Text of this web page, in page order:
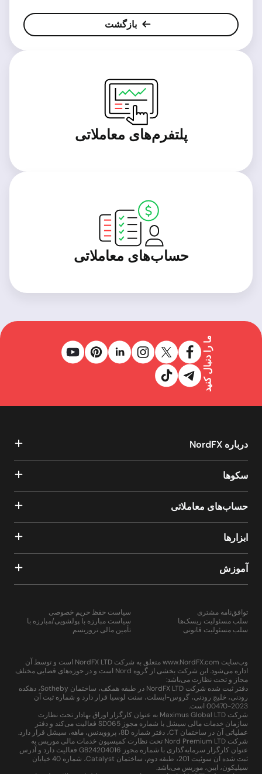
بازگشت
پلتفرم‌های معاملاتی
حساب‌های معاملاتی
ما را دنبال کنید
درباره NordFX
سکوها
حساب‌های معاملاتی
ابزارها
آموزش
توافق‌نامه مشتری
سلب مسئولیت ریسک‌ها
سلب مسئولیت قانونی
سیاست حفظ حریم خصوصی
سیاست مبارزه با پولشویی/مبارزه با
تأمین مالی تروریسم
وب‌سایت www.NordFX.com متعلق به شرکت NordFX LTD است و توسط آن
اداره می‌شود. این شرکت بخشی از گروه Nord است و در حوزه‌های قضایی مختلف
مجاز و تحت نظارت می‌باشد:
دفتر ثبت شده شرکت NordFX LTD در طبقه همکف، ساختمان Sotheby، دهکده
رودنی، خلیج رودنی، گروس-ایسلت، سنت لوسیا قرار دارد و شماره ثبت آن
2023-00470 است.
شرکت Maximus Global LTD به عنوان کارگزار اوراق بهادار تحت نظارت
سازمان خدمات مالی سیشل با شماره مجوز SD065 فعالیت می‌کند و دفتر
عملیاتی آن در ساختمان CT، دفتر شماره 8D، پروویدنس، ماهه، سیشل قرار دارد.
شرکت Nord Premium LTD تحت نظارت کمیسیون خدمات مالی موریس به
عنوان کارگزار سرمایه‌گذاری با شماره مجوز GB24204016 فعالیت دارد و آدرس
ثبت شده آن سوئیت 201، طبقه دوم، ساختمان Catalyst، شماره 40 خیابان
سیلیکون، ایبن، موریس می‌باشد.